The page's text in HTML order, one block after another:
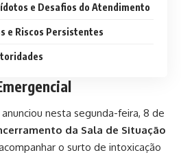
e Desafios do Atendimento
e Riscos Persistentes
anunciou nesta segunda-feira, 8 de
da Sala de Situação
o surto de intoxicação